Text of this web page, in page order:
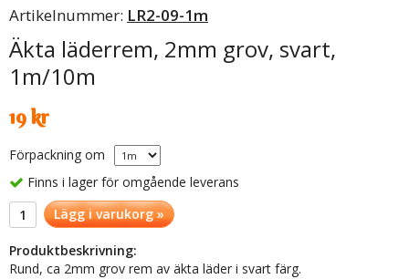
Artikelnummer: LR2-09-1m
Äkta läderrem, 2mm grov, svart,
1m/10m
19 kr
Förpackning om
Finns i lager för omgående leverans
Lägg i varukorg »
Produktbeskrivning:
Rund, ca 2mm grov rem av äkta läder i svart färg.